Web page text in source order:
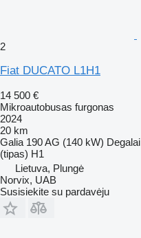
2
Fiat DUCATO L1H1
14 500 €
Mikroautobusas furgonas
2024
20 km
Galia 190 AG (140 kW) Degalai
(tipas) H1
Lietuva, Plungė
Norvix, UAB
Susisiekite su pardavėju